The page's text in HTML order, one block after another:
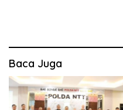
Baca Juga